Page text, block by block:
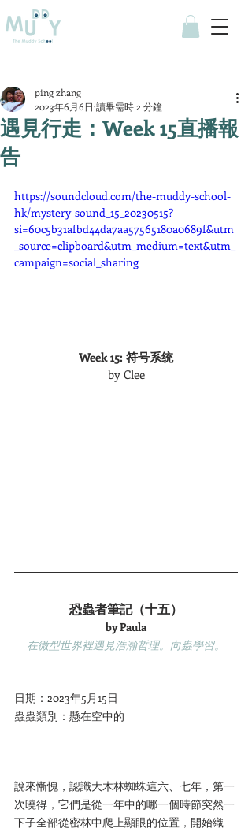
遇見行走：Week 15直播報
告
ping zhang
2023年6月6日 讀畢需時 2 分鐘
https://soundcloud.com/the-muddy-school-
hk/mystery-sound_15_20230515?
si=60c5b31afbd44da7aa57565180a0689f&utm
_source=clipboard&utm_medium=text&utm_
campaign=social_sharing
Week 15: 符号系统
by Clee
恐蟲者筆記（十五）
by Paula
在微型世界裡遇見浩瀚哲理。向蟲學習。
日期：2023年5月15日
蟲蟲類別：懸在空中的
說來慚愧，認識大木林蜘蛛這六、七年，第一
次曉得，它們是從一年中的哪一個時節突然一
下子全部從密林中爬上顯眼的位置，開始織